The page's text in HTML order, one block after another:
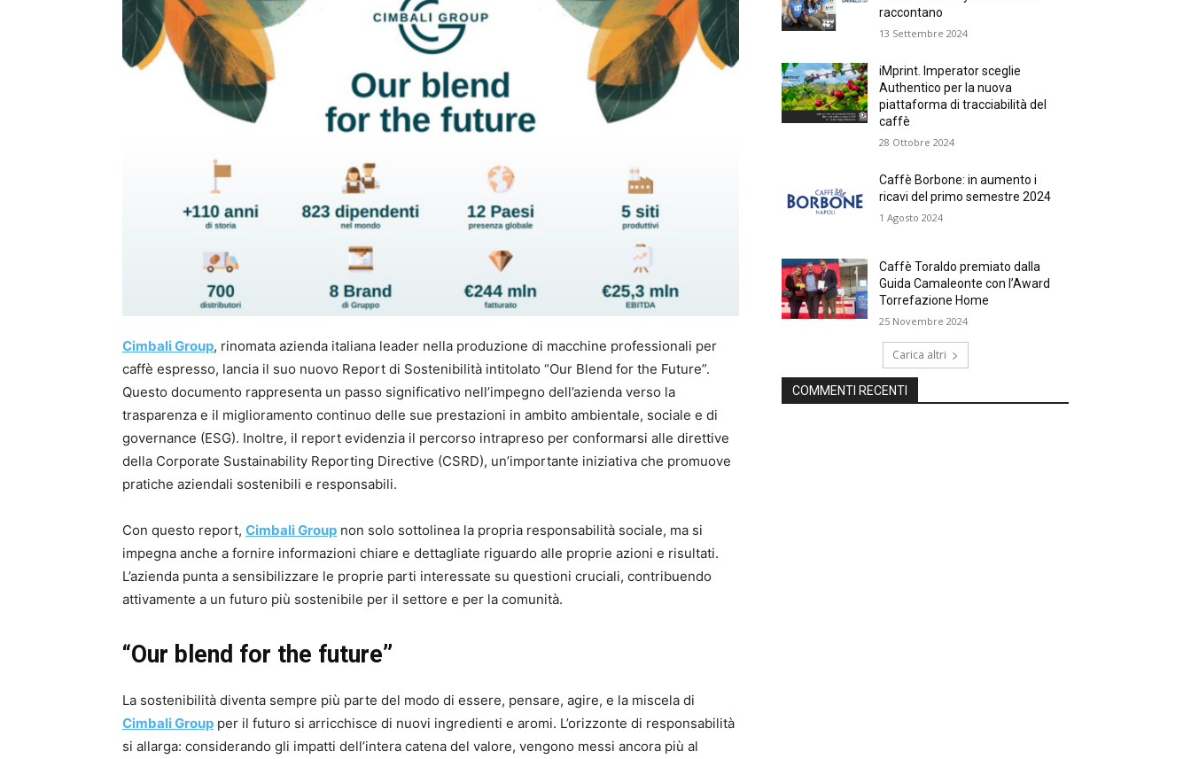
Cimbali Group, rinomata azienda italiana leader nella produzione di macchine professionali per
caffè espresso, lancia il suo nuovo Report di Sostenibilità intitolato “Our Blend for the Future”.
Questo documento rappresenta un passo significativo nell’impegno dell’azienda verso la
trasparenza e il miglioramento continuo delle sue prestazioni in ambito ambientale, sociale e di
governance (ESG). Inoltre, il report evidenzia il percorso intrapreso per conformarsi alle direttive
della Corporate Sustainability Reporting Directive (CSRD), un’importante iniziativa che promuove
pratiche aziendali sostenibili e responsabili.
Con questo report, Cimbali Group non solo sottolinea la propria responsabilità sociale, ma si
impegna anche a fornire informazioni chiare e dettagliate riguardo alle proprie azioni e risultati.
L’azienda punta a sensibilizzare le proprie parti interessate su questioni cruciali, contribuendo
attivamente a un futuro più sostenibile per il settore e per la comunità.
“Our blend for the future”
La sostenibilità diventa sempre più parte del modo di essere, pensare, agire, e la miscela di
Cimbali Group per il futuro si arricchisce di nuovi ingredienti e aromi. L’orizzonte di responsabilità
si allarga: considerando gli impatti dell’intera catena del valore, vengono messi ancora più al
raccontano
13 Settembre 2024
iMprint. Imperator sceglie
Authentico per la nuova
piattaforma di tracciabilità del
caffè
28 Ottobre 2024
Caffè Borbone: in aumento i
ricavi del primo semestre 2024
1 Agosto 2024
Caffè Toraldo premiato dalla
Guida Camaleonte con l’Award
Torrefazione Home
25 Novembre 2024
Carica altri
COMMENTI RECENTI